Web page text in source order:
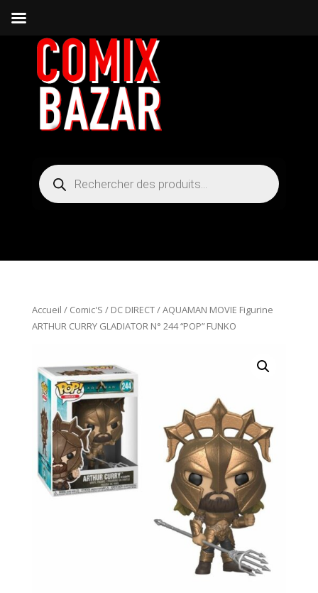
Recherche
de
produits
Accueil / Comic'S / DC DIRECT/ AQUAMAN MOVIE Figurine
ARTHUR CURRY GLADIATOR N° 244 “POP” FUNKO